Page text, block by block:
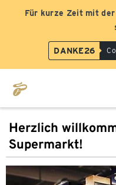
Für kurze Zeit mit
DANKE26
Herzlich
Supermarkt!